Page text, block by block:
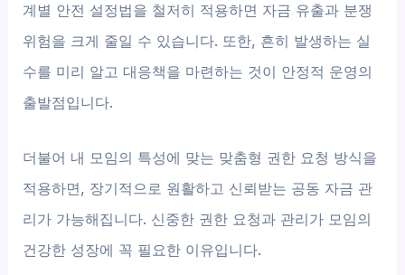
계별 안전 설정법을 철저히 적용하면 자금 유출과 분쟁
위험을 크게 줄일 수 있습니다. 또한, 흔히 발생하는 실
수를 미리 알고 대응책을 마련하는 것이 안정적 운영의
출발점입니다.
더불어 내 모임의 특성에 맞는 맞춤형 권한 요청 방식을
적용하면, 장기적으로 원활하고 신뢰받는 공동 자금 관
리가 가능해집니다. 신중한 권한 요청과 관리가 모임의
건강한 성장에 꼭 필요한 이유입니다.